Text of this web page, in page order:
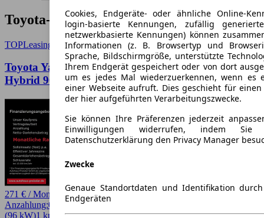
Toyota-Angebote in Heidelberg
TOPLeasing
Toyota Yaris Cross FWD 5-Türer Teamplayer 1,5L
Hybrid 96 kW Navi Digitales Cockpit LED ACC
271 € / Monat
Anzahlung:0,00 €Laufzeit:48 Monate
(96 kW)1 km EZ 08/2026AutomatikKleinwagen4 Türen
Cookies, Endgeräte- oder ähnliche Online-
login-basierte Kennungen, zufällig
netzwerkbasierte Kennungen) können
Informationen (z. B. Browsertyp und
Sprache, Bildschirmgröße, unterstützte
Ihrem Endgerät gespeichert oder von dort
um es jedes Mal wiederzuerkennen, wenn es
einer Webseite aufruft. Dies geschieht für
der hier aufgeführten Verarbeitungszwecke.
Sie können Ihre Präferenzen jederzeit
Einwilligungen widerrufen, indem
Datenschutzerklärung den Privacy Manager
Zwecke
Genaue Standortdaten und Identifikation
Endgeräten